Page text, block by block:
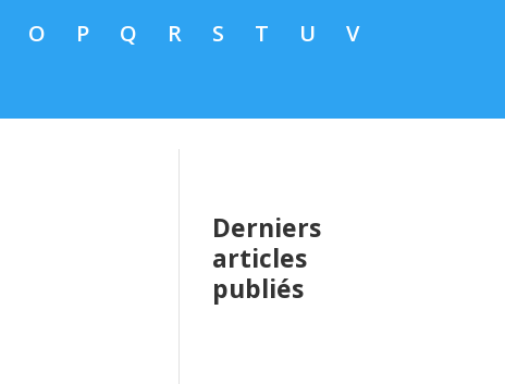
O P Q R S T U
V
Derniers
articles
publiés